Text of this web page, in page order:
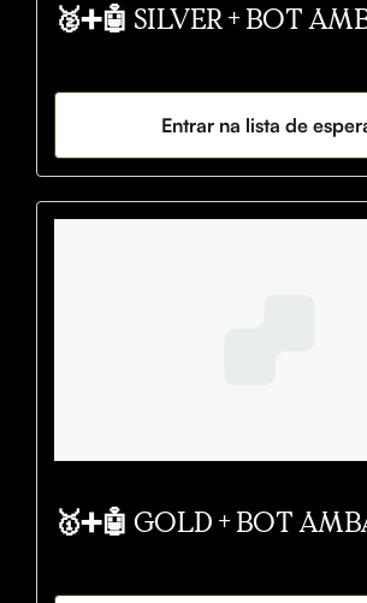
🥈➕🤖 SILVER + BOT
Entrar na lista de
🥇➕🤖 GOLD + BOT